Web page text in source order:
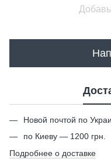
Новой почтой по
по Киеву — 1200 грн.
Подробнее о доставке